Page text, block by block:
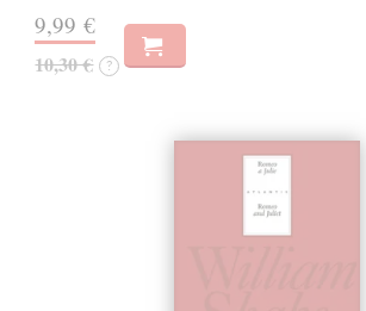
9,99 €
10,30 € ?